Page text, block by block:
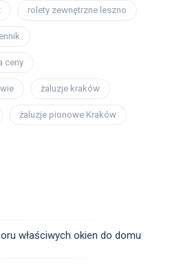
rolety zewnętrzne leszno
ceny
żaluzje kraków
żaluzje pionowe Kraków
właściwych okien do domu